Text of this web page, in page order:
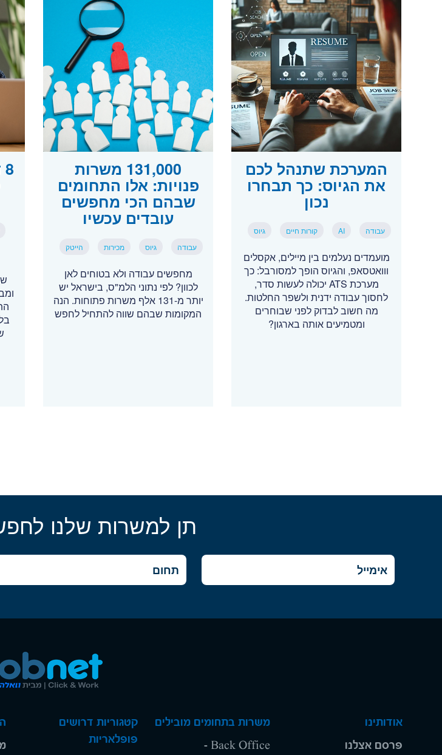
המערכת שתנהל לכם
את הגיוס: כך תבחרו
נכון
עבודה AI קורות חיים גיוס
מועמדים נעלמים בין מיילים, אקסלים
ווואטסאפ, והגיוס הופך למסורבל: כך
מערכת ATS יכולה לעשות סדר,
לחסוך עבודה ידנית ולשפר החלטות.
מה חשוב לבדוק לפני שבוחרים
ומטמיעים אותה בארגון?
131,000 משרות
פנויות: אלו התחומים
שבהם הכי מחפשים
עובדים עכשיו
עבודה גיוס מכירות הייטק
מחפשים עבודה ולא בטוחים לאן
לכוון? לפי נתוני הלמ"ס, בישראל יש
יותר מ-131 אלף משרות פתוחות. הנה
המקומות שבהם שווה להתחיל לחפש
תן למשרות שלנו
אודותינו
פרסם אצלנו
משרות בתחומים מובילים
Back Office -
קטגוריות דרושים
פופלאריות